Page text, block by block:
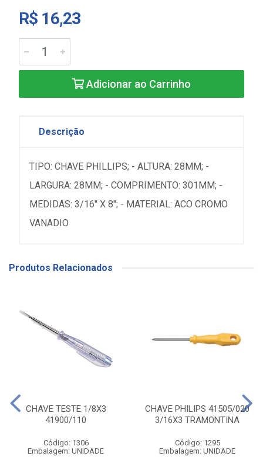
R$ 16,23
Adicionar ao Carrinho
Descrição
TIPO: CHAVE PHILLIPS; - ALTURA: 28MM; -
LARGURA: 28MM; - COMPRIMENTO: 301MM; -
MEDIDAS: 3/16" X 8"; - MATERIAL: ACO CROMO
VANADIO
Produtos Relacionados
CHAVE TESTE 1/8X3
41900/110
Código: 1306
Embalagem: UNIDADE
CHAVE PHILIPS 41505/020
3/16X3 TRAMONTINA
Código: 1295
Embalagem: UNIDADE